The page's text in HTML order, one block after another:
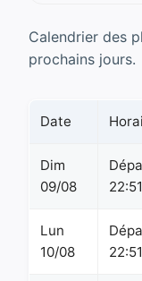
Calendrier des
prochains jours.
Date
Dim
09/08
22:51
Lun
10/08
22:51